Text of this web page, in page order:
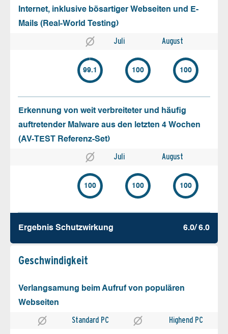
Internet, inklusive bösartiger Webseiten und E-
Mails (Real-World Testing)
Juli August
99.1 100 100
Erkennung von weit verbreiteter und häufig
auftretender Malware aus den letzten 4 Wochen
(AV-TEST Referenz-Set)
Juli August
100 100 100
Ergebnis Schutz­wirkung 6.0/ 6.0
Geschw­indigkeit
Verlangsamung beim Aufruf von populären
Webseiten
Standard PC Highend PC